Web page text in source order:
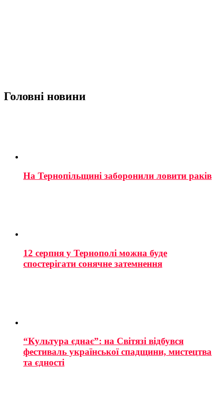
Головні новини
На Тернопільщині заборонили ловити раків
12 серпня у Тернополі можна буде
спостерігати сонячне затемнення
“Культура єднає”: на Світязі відбувся
фестиваль української спадщини, мистецтва
та єдності